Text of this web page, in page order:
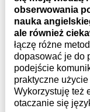
obserwowania
nauka
ale również
łączę różne
dopasować je do
podejście
praktyczne
Wykorzystuję też
otaczanie się